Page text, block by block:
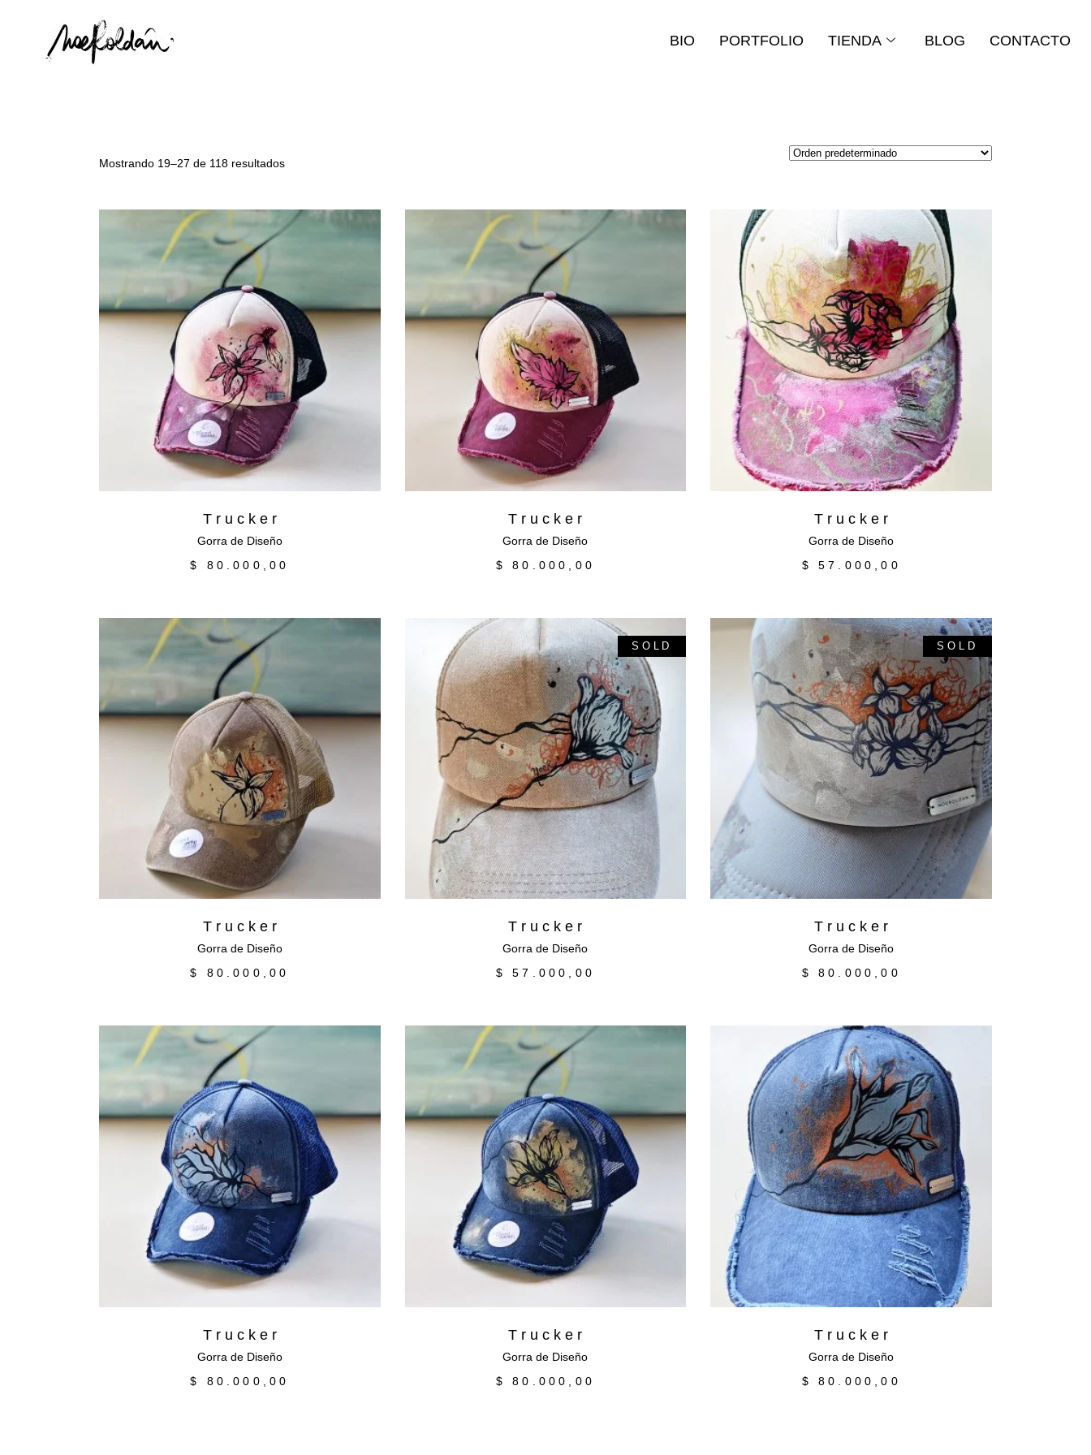
BIO PORTFOLIO TIENDA BLOG CONTACTO
Mostrando 19–27 de 118 resultados
Añadir al carrito
T r u c k e r
Gorra de Diseño
$
80.000,00
Añadir al carrito
T r u c k e r
Gorra de Diseño
$
80.000,00
Añadir al carrito
T r u c k e r
Gorra de Diseño
$
57.000,00
Añadir al carrito
T r u c k e r
Gorra de Diseño
$
80.000,00
SOLD
Leer más
T r u c k e r
Gorra de Diseño
$
57.000,00
SOLD
Leer más
T r u c k e r
Gorra de Diseño
$
80.000,00
Añadir al carrito
T r u c k e r
Gorra de Diseño
$
80.000,00
Añadir al carrito
T r u c k e r
Gorra de Diseño
$
80.000,00
Añadir al carrito
T r u c k e r
Gorra de Diseño
$
80.000,00